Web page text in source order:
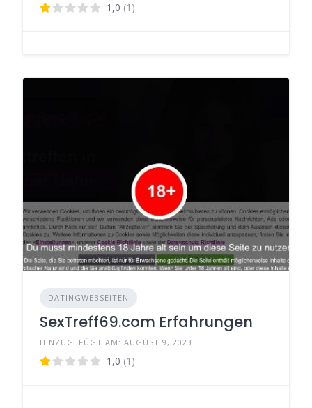
1,0 (1)
DATINGWEBSEITEN
SexTreff69.com Erfahrungen
HINZUGEFÜGT AM: AUGUST 9, 2023
1,0 (1)